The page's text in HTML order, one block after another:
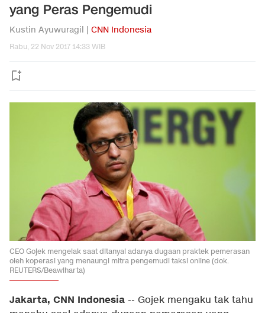
yang Peras Pengemudi
Kustin Ayuwuragil | CNN Indonesia
Rabu, 22 Nov 2017 14:33 WIB
CEO Gojek mengelak saat ditanyai adanya dugaan praktek pemerasan
oleh koperasi yang menaungi mitra pengemudi taksi online (dok.
REUTERS/Beawiharta)
Jakarta, CNN Indonesia -- Gojek mengaku tak tahu